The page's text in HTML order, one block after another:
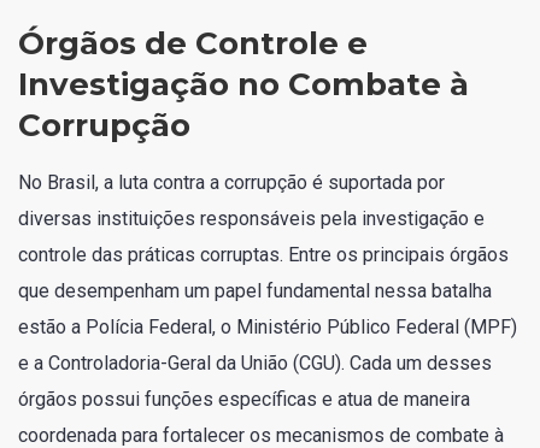
Órgãos de Controle e
Investigação no Combate à
Corrupção
No Brasil, a luta contra a corrupção é suportada por
diversas instituições responsáveis pela investigação e
controle das práticas corruptas. Entre os principais órgãos
que desempenham um papel fundamental nessa batalha
estão a Polícia Federal, o Ministério Público Federal (MPF)
e a Controladoria-Geral da União (CGU). Cada um desses
órgãos possui funções específicas e atua de maneira
coordenada para fortalecer os mecanismos de combate à